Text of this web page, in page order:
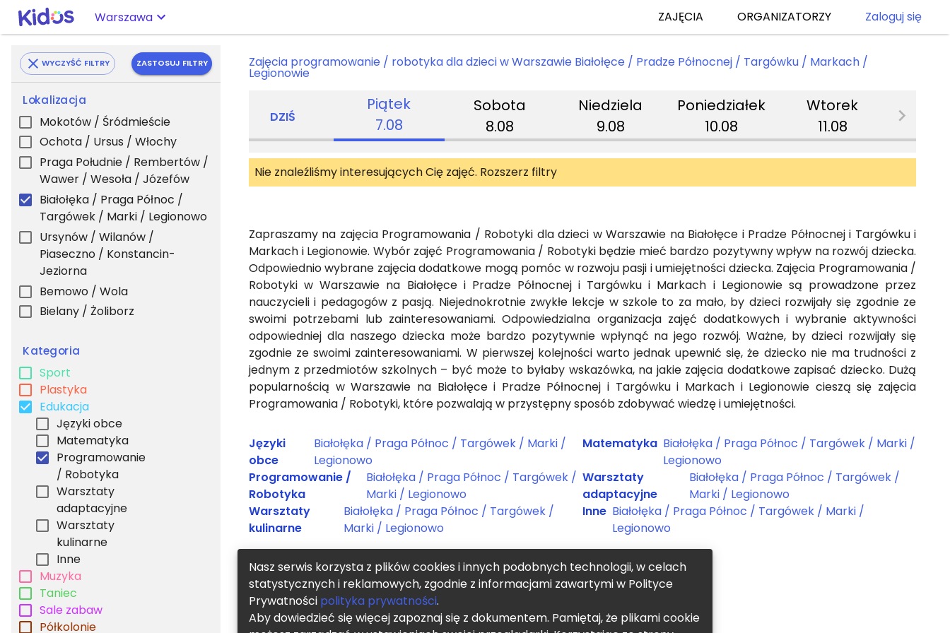
Warszawa ZAJĘCIA ORGANIZATORZY Zaloguj się
WYCZYŚĆ FILTRY ZASTOSUJ FILTRY
Lokalizacja
Mokotów / Śródmieście
Ochota / Ursus / Włochy
Praga Południe / Rembertów /
Wawer / Wesoła / Józefów
Białołęka / Praga Północ /
Targówek / Marki / Legionowo
Ursynów / Wilanów /
Piaseczno / Konstancin-
Jeziorna
Bemowo / Wola
Bielany / Żoliborz
Kategoria
Sport
Plastyka
Edukacja
Języki obce
Matematyka
Programowanie
/ Robotyka
Warsztaty
adaptacyjne
Warsztaty
kulinarne
Inne
Muzyka
Taniec
Sale zabaw
Półkolonie
Zajęcia programowanie / robotyka dla dzieci w Warszawie Białołęce / Pradze Północnej / Targówku / Markach /
Legionowie
DZIŚ
Piątek
7.08
Sobota
8.08
Niedziela
9.08
Poniedziałek
10.08
Wtorek
11.08
Nie znaleźliśmy interesujących Cię zajęć. Rozszerz filtry
Zapraszamy na zajęcia Programowania / Robotyki dla dzieci w Warszawie na Białołęce i Pradze Północnej i Targówku i
Markach i Legionowie. Wybór zajęć Programowania / Robotyki będzie mieć bardzo pozytywny wpływ na rozwój dziecka.
Odpowiednio wybrane zajęcia dodatkowe mogą pomóc w rozwoju pasji i umiejętności dziecka. Zajęcia Programowania /
Robotyki w Warszawie na Białołęce i Pradze Północnej i Targówku i Markach i Legionowie są prowadzone przez
nauczycieli i pedagogów z pasją. Niejednokrotnie zwykłe lekcje w szkole to za mało, by dzieci rozwijały się zgodnie ze
swoimi potrzebami lub zainteresowaniami. Odpowiedzialna organizacja zajęć dodatkowych i wybranie aktywności
odpowiedniej dla naszego dziecka może bardzo pozytywnie wpłynąć na jego rozwój. Ważne, by dzieci rozwijały się
zgodnie ze swoimi zainteresowaniami. W pierwszej kolejności warto jednak upewnić się, że dziecko nie ma trudności z
jednym z przedmiotów szkolnych – być może to byłaby wskazówka, na jakie zajęcia dodatkowe zapisać dziecko. Dużą
popularnością w Warszawie na Białołęce i Pradze Północnej i Targówku i Markach i Legionowie cieszą się zajęcia
Programowania / Robotyki, które pozwalają w przystępny sposób zdobywać wiedzę i umiejętności.
Języki
obce
Białołęka / Praga Północ / Targówek / Marki /
Legionowo
Matematyka Białołęka / Praga Północ / Targówek / Marki /
Legionowo
Programowanie /
Robotyka
Białołęka / Praga Północ / Targówek /
Marki / Legionowo
Warsztaty
adaptacyjne
Białołęka / Praga Północ / Targówek /
Marki / Legionowo
Warsztaty
kulinarne
Białołęka / Praga Północ / Targówek /
Marki / Legionowo
Inne Białołęka / Praga Północ / Targówek / Marki /
Legionowo
Nasz serwis korzysta z plików cookies i innych podobnych technologii, w celach
statystycznych i reklamowych, zgodnie z informacjami zawartymi w Polityce
Prywatności polityka prywatności.
Aby dowiedzieć się więcej zapoznaj się z dokumentem. Pamiętaj, że plikami cookie